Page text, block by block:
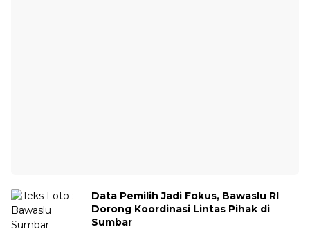
Data Pemilih Jadi Fokus, Bawaslu RI
Dorong Koordinasi Lintas Pihak di
Sumbar